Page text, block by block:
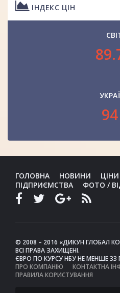
ІНДЕКС ЦІН
94
ГОЛОВНА НОВИНИ ЦІНИ
ПІДПРИЄМСТВА
ФОТО /
© 2008 – 2016 «ДИКУН ГЛОБАЛ
ВСІ ПРАВА ЗАХИЩЕНІ.
ЄВРО ПО КУРСУ НБУ НЕ МЕНШЕ 33
ПРО КОМПАНІЮ
КОНТАКТНА
ПРАВИЛА КОРИСТУВАННЯ